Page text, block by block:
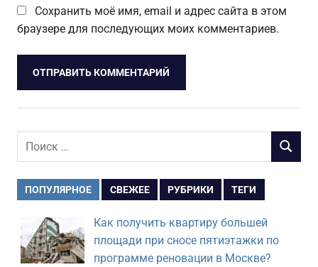
Сохранить моё имя, email и адрес сайта в этом
браузере для последующих моих комментариев.
Поиск
ПОИСК
ПОПУЛЯРНОЕ СВЕЖЕЕ РУБРИКИ ТЕГИ
Как получить квартиру большей
площади при сносе пятиэтажки по
программе реновации в Москве?